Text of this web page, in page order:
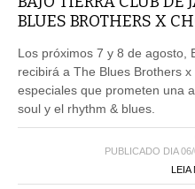
BLUES BROTHERS X
Los próximos 7 y 8 de agosto,
recibirá a The Blues Brothers
especiales que prometen una
soul y el rhythm & blues.
PUBLICADO DIA
LEIA